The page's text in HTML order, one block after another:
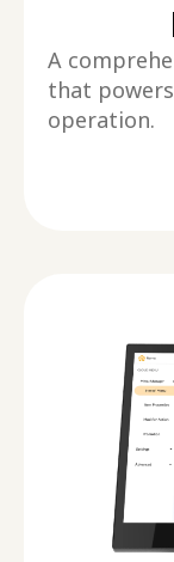
A
that
operation.